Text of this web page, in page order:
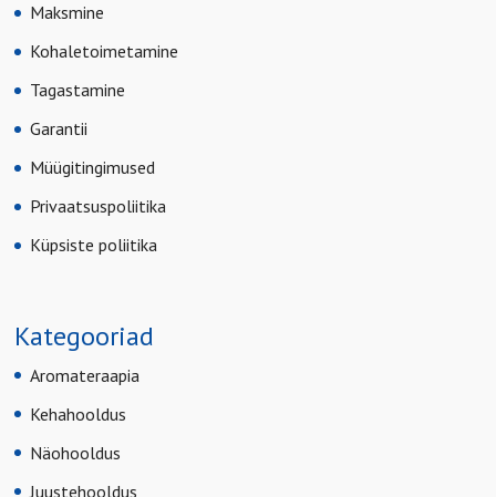
Maksmine
Kohaletoimetamine
Tagastamine
Garantii
Müügitingimused
Privaatsuspoliitika
Küpsiste poliitika
Kategooriad
Aromateraapia
Kehahooldus
Näohooldus
Juustehooldus